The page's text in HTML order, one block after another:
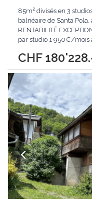
CHF
85m² divisés en 3
balnéaire de Santa
RENTABILITÉ
par studio 1 950€/mois
studio dispose d'un
la location. 🏠